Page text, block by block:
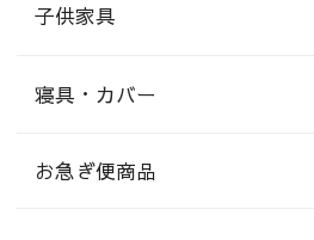
子供家具
寝具・カバー
お急ぎ便商品